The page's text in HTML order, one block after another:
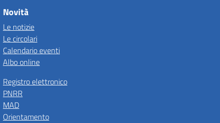
Novità
Le notizie
Le circolari
Calendario eventi
Albo online
Registro elettronico
PNRR
MAD
Orientamento